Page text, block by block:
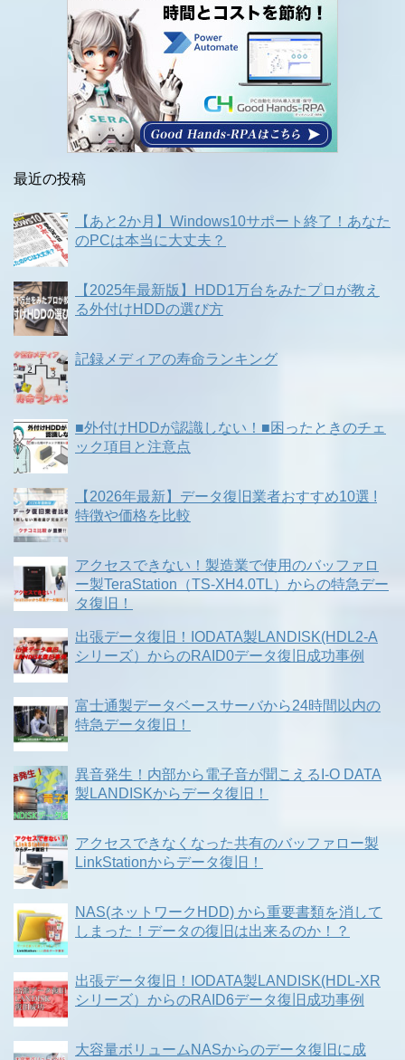
最近の投稿
【あと2か月】Windows10サポート終了！あなた
のPCは本当に大丈夫？
【2025年最新版】HDD1万台をみたプロが教え
る外付けHDDの選び方
記録メディアの寿命ランキング
■外付けHDDが認識しない！■困ったときのチェ
ック項目と注意点
【2026年最新】データ復旧業者おすすめ10選 !
特徴や価格を比較
アクセスできない！製造業で使用のバッファロ
ー製TeraStation（TS-XH4.0TL）からの特急デー
タ復旧！
出張データ復旧！IODATA製LANDISK(HDL2-A
シリーズ）からのRAID0データ復旧成功事例
富士通製データベースサーバから24時間以内の
特急データ復旧！
異音発生！内部から電子音が聞こえるI-O DATA
製LANDISKからデータ復旧！
アクセスできなくなった共有のバッファロー製
LinkStationからデータ復旧！
NAS(ネットワークHDD) から重要書類を消して
しまった！データの復旧は出来るのか！？
出張データ復旧！IODATA製LANDISK(HDL-XR
シリーズ）からのRAID6データ復旧成功事例
大容量ボリュームNASからのデータ復旧に成